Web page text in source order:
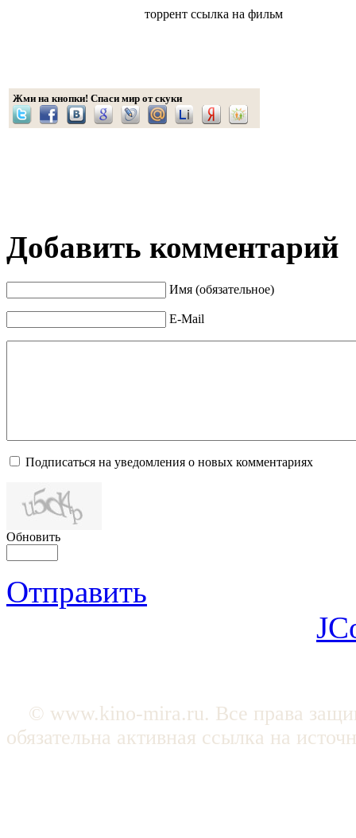
торрент ссылка на фильм
Жми на кнопки! Спаси мир от скуки
Добавить комментарий
Имя (обязательное)
E-Mail
Подписаться на уведомления о новых комментариях
Обновить
Отправить
© www.kino-mira.ru. Все права
обязательна активная ссылка на